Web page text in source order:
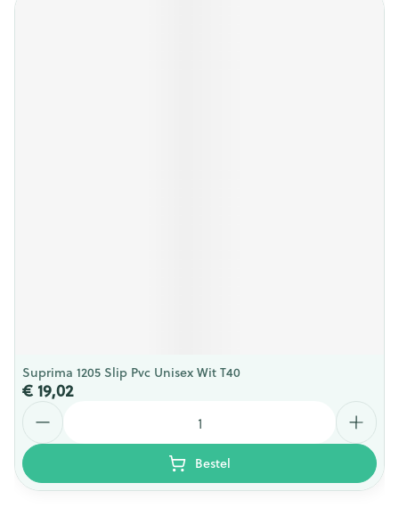
Suprima 1205 Slip Pvc Unisex Wit T40
€ 19,02
Bestel